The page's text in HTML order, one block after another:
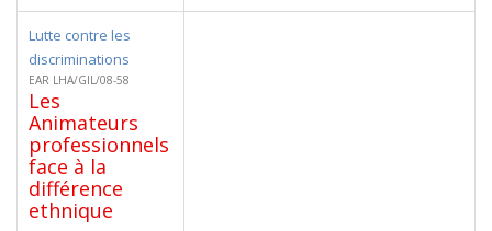
Lutte contre les
discriminations
EAR LHA/GIL/08-58
Les
Animateurs
professionnels
face à la
différence
ethnique